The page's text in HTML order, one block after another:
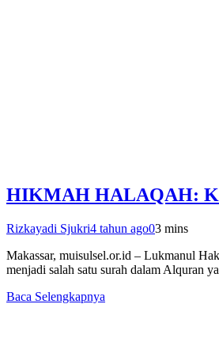
HIKMAH HALAQAH:
Rizkayadi Sjukri4 tahun ago03 mins
Makassar, muisulsel.or.id – Lukmanul
menjadi salah satu surah dalam Alquran
Baca Selengkapnya